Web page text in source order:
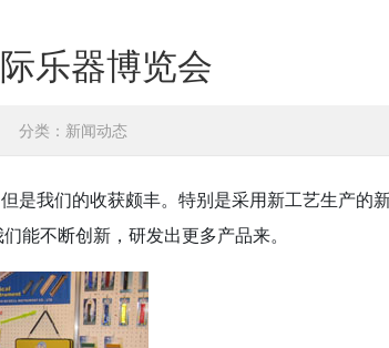
乐器博览会
分类：新闻动态
我们的收获颇丰。特别是采用新工艺生产的
能不断创新，研发出更多产品来。